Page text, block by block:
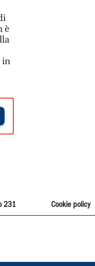
è
in
231 Cookie policy